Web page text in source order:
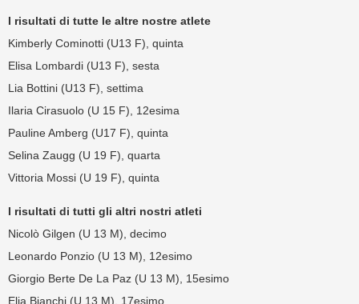
I risultati di tutte le altre nostre atlete
Kimberly Cominotti (U13 F), quinta
Elisa Lombardi (U13 F), sesta
Lia Bottini (U13 F), settima
Ilaria Cirasuolo (U 15 F), 12esima
Pauline Amberg (U17 F), quinta
Selina Zaugg (U 19 F), quarta
Vittoria Mossi (U 19 F), quinta
I risultati di tutti gli altri nostri atleti
Nicolò Gilgen (U 13 M), decimo
Leonardo Ponzio (U 13 M), 12esimo
Giorgio Berte De La Paz (U 13 M), 15esimo
Elia Bianchi (U 13 M), 17esimo